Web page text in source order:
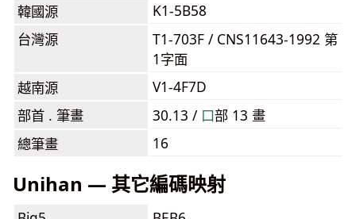
韓國源
K1-5B58
台灣源
T1-703F / CNS11643-1992 第
1字面
越南源
V1-4F7D
部首 . 筆畫
30.13 / ⼝部 13 畫
總筆畫
16
Unihan — 其它編碼映射